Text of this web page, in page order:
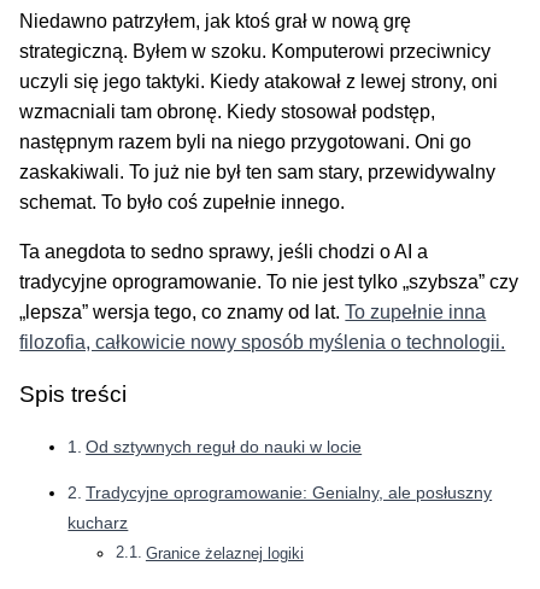
Niedawno patrzyłem, jak ktoś grał w nową grę
strategiczną. Byłem w szoku. Komputerowi przeciwnicy
uczyli się jego taktyki. Kiedy atakował z lewej strony, oni
wzmacniali tam obronę. Kiedy stosował podstęp,
następnym razem byli na niego przygotowani. Oni go
zaskakiwali. To już nie był ten sam stary, przewidywalny
schemat. To było coś zupełnie innego.
Ta anegdota to sedno sprawy, jeśli chodzi o AI a
tradycyjne oprogramowanie. To nie jest tylko „szybsza” czy
„lepsza” wersja tego, co znamy od lat.To zupełnie inna
filozofia, całkowicie nowy sposób myślenia o technologii.
Spis treści
Od sztywnych reguł do nauki w locie
Tradycyjne oprogramowanie: Genialny, ale posłuszny
kucharz
Granice żelaznej logiki